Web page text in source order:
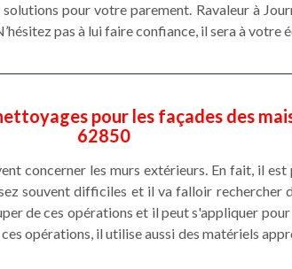
pour votre parement. Ravaleur à
pas à lui faire confiance, il sera à votre
pour les façades des
62850
concerner les murs extérieurs. En fait, il
souvent difficiles et il va falloir rechercher
de ces opérations et il peut s'appliquer
opérations, il utilise aussi des matériels